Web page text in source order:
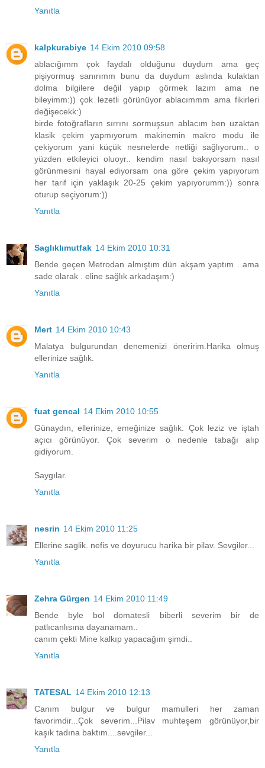
Yanıtla
kalpkurabiye 14 Ekim 2010 09:58
ablacığımm çok faydalı olduğunu duydum ama geç
pişiyormuş sanırımm bunu da duydum aslında kulaktan
dolma bilgilere değil yapıp görmek lazım ama ne
bileyimm:)) çok lezetli görünüyor ablacımmm ama fikirleri
değişecekk:)
birde fotoğrafların sırrını sormuşsun ablacım ben uzaktan
klasik çekim yapmıyorum makinemin makro modu ile
çekiyorum yani küçük nesnelerde netliği sağlıyorum.. o
yüzden etkileyici oluoyr.. kendim nasıl bakıyorsam nasıl
görünmesini hayal ediyorsam ona göre çekim yapıyorum
her tarif için yaklaşık 20-25 çekim yapıyorumm:)) sonra
oturup seçiyorum:))
Yanıtla
Saglıklımutfak 14 Ekim 2010 10:31
Bende geçen Metrodan almıştım dün akşam yaptım . ama
sade olarak . eline sağlık arkadaşım:)
Yanıtla
Mert 14 Ekim 2010 10:43
Malatya bulgurundan denemenizi öneririm.Harika olmuş
ellerinize sağlık.
Yanıtla
fuat gencal 14 Ekim 2010 10:55
Günaydın, ellerinize, emeğinize sağlık. Çok leziz ve iştah
açıcı görünüyor. Çok severim o nedenle tabağı alıp
gidiyorum.
Saygılar.
Yanıtla
nesrin 14 Ekim 2010 11:25
Ellerine saglik. nefis ve doyurucu harika bir pilav. Sevgiler...
Yanıtla
Zehra Gürgen 14 Ekim 2010 11:49
Bende byle bol domatesli biberli severim bir de
patlıcanlısına dayanamam..
canım çekti Mine kalkıp yapacağım şimdi..
Yanıtla
TATESAL 14 Ekim 2010 12:13
Canım bulgur ve bulgur mamulleri her zaman
favorimdir...Çok severim...Pilav muhteşem görünüyor,bir
kaşık tadına baktım....sevgiler...
Yanıtla